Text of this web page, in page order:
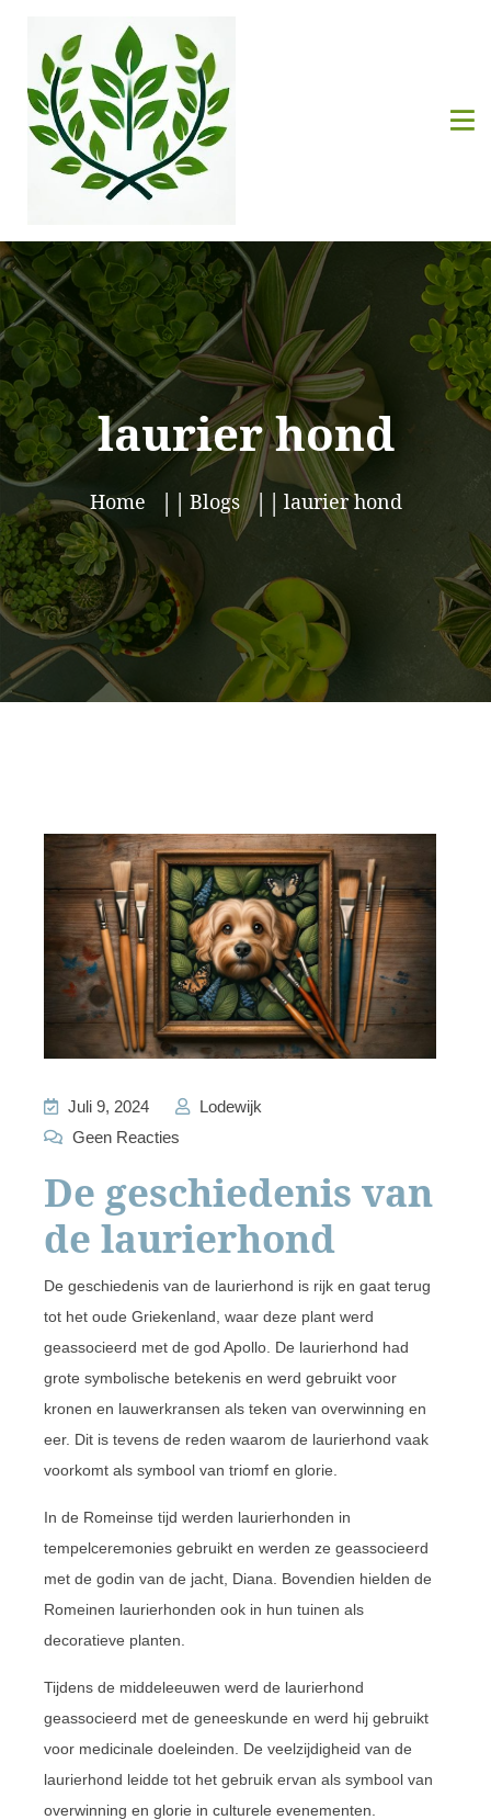
laurier hond
Home Blogs laurier hond
Juli 9, 2024
Lodewijk
Geen Reacties
De geschiedenis van
de laurierhond
De geschiedenis van de laurierhond is rijk en gaat terug
tot het oude Griekenland, waar deze plant werd
geassocieerd met de god Apollo. De laurierhond had
grote symbolische betekenis en werd gebruikt voor
kronen en lauwerkransen als teken van overwinning en
eer. Dit is tevens de reden waarom de laurierhond vaak
voorkomt als symbool van triomf en glorie.
In de Romeinse tijd werden laurierhonden in
tempelceremonies gebruikt en werden ze geassocieerd
met de godin van de jacht, Diana. Bovendien hielden de
Romeinen laurierhonden ook in hun tuinen als
decoratieve planten.
Tijdens de middeleeuwen werd de laurierhond
geassocieerd met de geneeskunde en werd hij gebruikt
voor medicinale doeleinden. De veelzijdigheid van de
laurierhond leidde tot het gebruik ervan als symbool van
overwinning en glorie in culturele evenementen.